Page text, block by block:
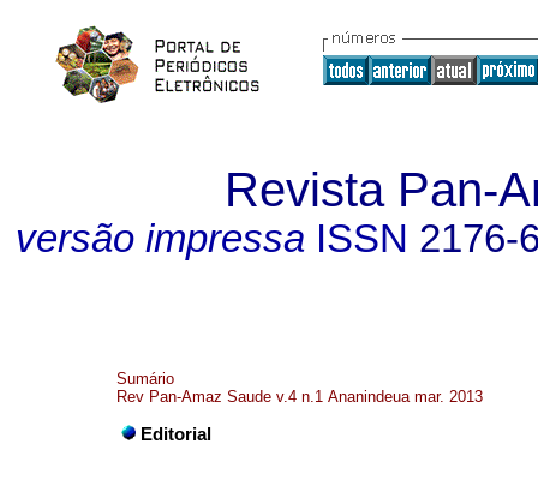
Revista Pan-
versão impressa ISSN 2176-
Sumário
Rev Pan-Amaz Saude v.4 n.1 Ananindeua mar. 2013
Editorial